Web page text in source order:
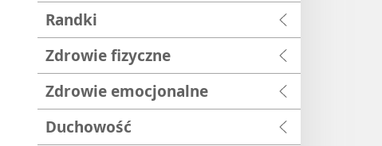
Randki
Zdrowie fizyczne
Zdrowie emocjonalne
Duchowość